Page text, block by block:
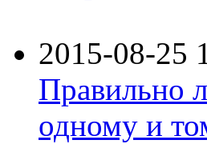
2015-08-25
Правильно
одному и